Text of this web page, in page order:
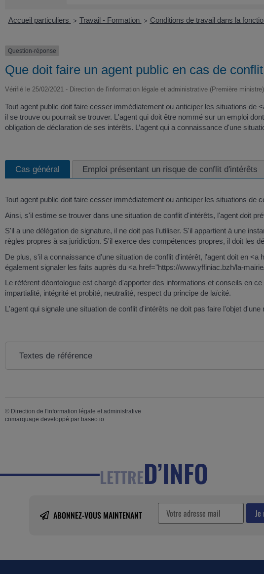
Accueil particuliers > Travail - Formation > Conditions de travail dans la
Question-réponse
Que doit faire un agent public en cas de
Vérifié le 25/02/2021 - Direction de l'information légale et administrative (Première ministre)
Tout agent public doit faire cesser immédiatement ou anticiper les situations
il se trouve ou pourrait se trouver. L'agent qui doit être nommé sur un emploi
obligation de déclaration de ses intérêts. L’agent qui a connaissance d'une
Cas général Emploi présentant un risque de conflit d'intérêts
Tout agent public doit faire cesser immédiatement ou anticiper les situations de
Ainsi, s'il estime se trouver dans une situation de conflit d'intérêts, l'agent doit
S'il a une délégation de signature, il ne doit pas l'utiliser. S'il appartient à une
règles propres à sa juridiction. S'il exerce des compétences propres, il doit les
De plus, s'il a connaissance d'une situation de conflit d'intérêt, l'agent doit en
également signaler les faits auprès du <a href="https://www.yffiniac.bzh/la-
Le référent déontologue est chargé d'apporter des informations et conseils en
impartialité, intégrité et probité, neutralité, respect du principe de laïcité.
L'agent qui signale une situation de conflit d'intérêts ne doit pas faire l'objet
Textes de référence
© Direction de l'information légale et administrative
comarquage developpé par baseo.io
LETTRED’INFO
ABONNEZ-VOUS MAINTENANT